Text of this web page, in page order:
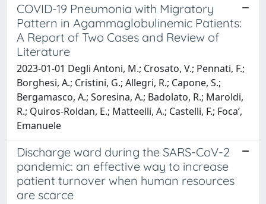
COVID-19 Pneumonia with Migratory
Pattern in Agammaglobulinemic Patients:
A Report of Two Cases and Review of
Literature
2023-01-01 Degli Antoni, M.; Crosato, V.; Pennati, F.;
Borghesi, A.; Cristini, G.; Allegri, R.; Capone, S.;
Bergamasco, A.; Soresina, A.; Badolato, R.; Maroldi,
R.; Quiros-Roldan, E.; Matteelli, A.; Castelli, F.; Foca’,
Emanuele
Discharge ward during the SARS-CoV-2
pandemic: an effective way to increase
patient turnover when human resources
are scarce